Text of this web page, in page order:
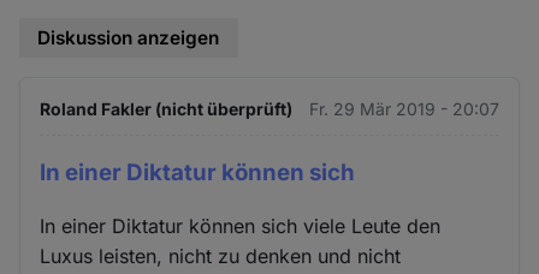
Diskussion anzeigen
Roland Fakler (nicht überprüft) Fr. 29 Mär 2019 - 20:07
In einer Diktatur können sich
In einer Diktatur können sich viele Leute den
Luxus leisten, nicht zu denken und nicht